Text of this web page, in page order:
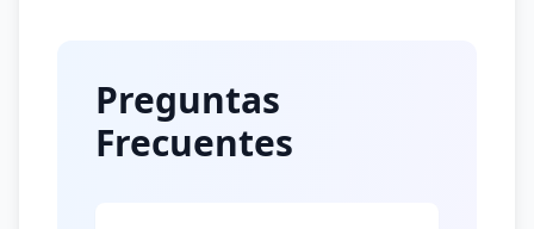
Preguntas
Frecuentes